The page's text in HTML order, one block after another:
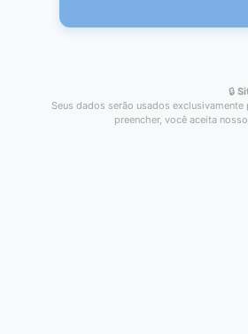
🔒
Seus dados serão usados
preencher, você aceita